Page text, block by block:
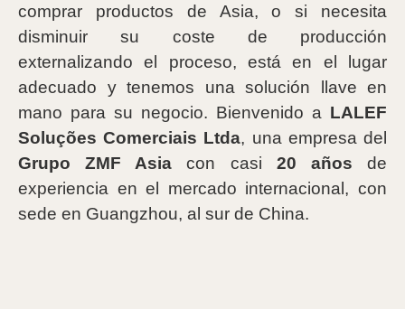
comprar productos de Asia, o si necesita
disminuir su coste de producción
externalizando el proceso, está en el lugar
adecuado y tenemos una solución llave en
mano para su negocio. Bienvenido a LALEF
Soluções Comerciais Ltda, una empresa del
Grupo ZMF Asia con casi 20 años de
experiencia en el mercado internacional, con
sede en Guangzhou, al sur de China.